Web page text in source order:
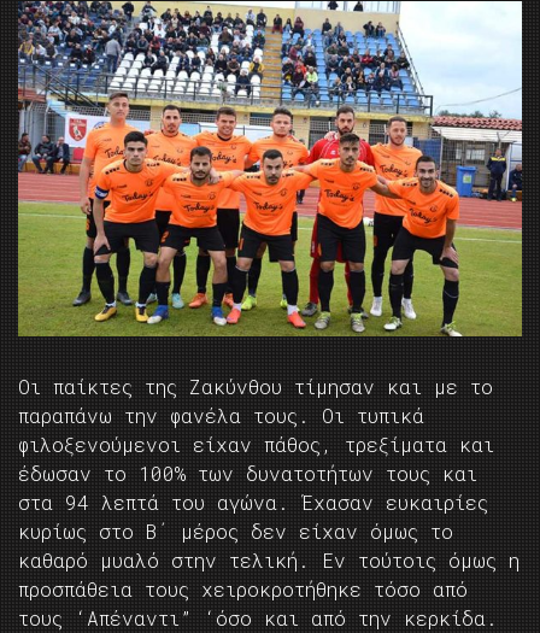
Οι παίκτες της Ζακύνθου τίμησαν και με το
παραπάνω την φανέλα τους. Οι τυπικά
φιλοξενούμενοι είχαν πάθος, τρεξίματα και
έδωσαν το 100% των δυνατοτήτων τους και
στα 94 λεπτά του αγώνα. Έχασαν ευκαιρίες
κυρίως στο Β΄ μέρος δεν είχαν όμως το
καθαρό μυαλό στην τελική. Εν τούτοις όμως η
προσπάθεια τους χειροκροτήθηκε τόσο από
τους ‘Απέναντι” ‘όσο και από την κερκίδα.